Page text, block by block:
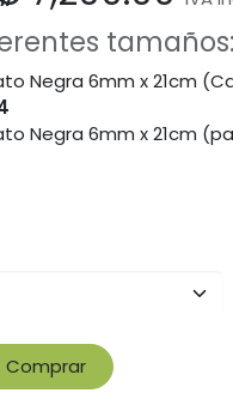
tamaños:
Negra 6mm x 21cm
Negra 6mm x 21cm
Comprar